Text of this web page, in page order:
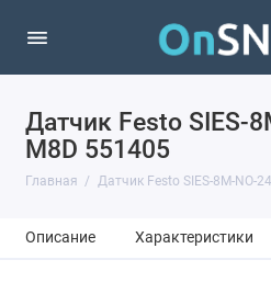
Датчик Festo SIES-
M8D 551405
Главная Датчик Festo SIES-8M-NO-
Описание Характеристики